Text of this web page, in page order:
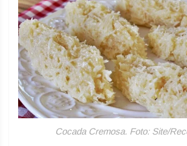
Cocada Cremosa. Foto: Site/